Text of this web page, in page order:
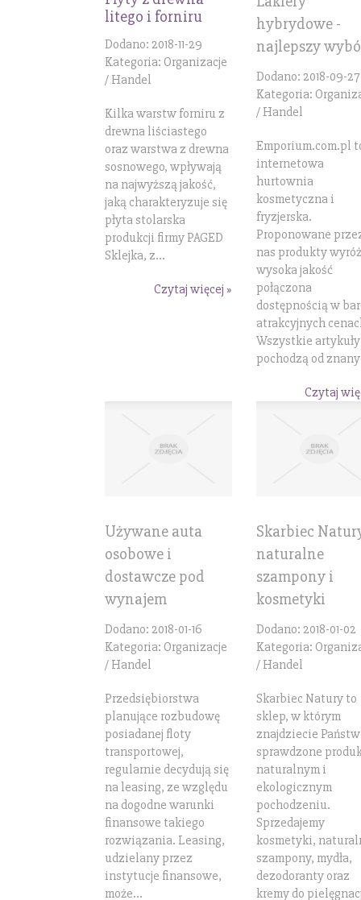
litego i forniru
Dodano: 2018-11-29
Kategoria: Organizacje
/ Handel
Kilka warstw forniru z
drewna liściastego
oraz warstwa z drewna
sosnowego, wpływają
na najwyższą jakość,
jaką charakteryzuje się
płyta stolarska
produkcji firmy PAGED
Sklejka, z...
Czytaj więcej »
hybrydowe -
najlepszy
Dodano: 2018-09-27
Kategoria:
/ Handel
Emporium.com.pl
internetowa
hurtownia
kosmetyczna i
fryzjerska.
Proponowane
nas produkty
wysoka jakość
połączona
dostępnością w
atrakcyjnych
Wszystkie artykuły
pochodzą od
Czytaj
Używane auta
osobowe i
dostawcze pod
wynajem
Dodano: 2018-01-16
Kategoria: Organizacje
/ Handel
Przedsiębiorstwa
planujące rozbudowę
posiadanej floty
transportowej,
regularnie decydują się
na leasing, ze względu
na dogodne warunki
finansowe takiego
rozwiązania. Leasing,
udzielany przez
instytucje finansowe,
może...
Skarbiec
naturalne
szampony i
kosmetyki
Dodano: 2018-01-02
Kategoria:
/ Handel
Skarbiec Natury to
sklep, w którym
znajdziecie
sprawdzone
naturalnym i
ekologicznym
pochodzeniu.
Sprzedajemy
kosmetyki,
szampony, mydła,
dezodoranty oraz
kremy do